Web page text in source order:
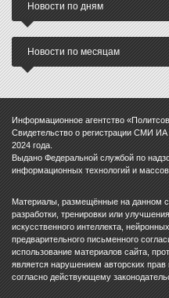
Новости по дням
Новости по месяцам
Информационное агентство
Свидетельство о регистрации СМИ
2024 года.
Выдано Федеральной службой по
информационных технологий и
Материалы, размещённые на данном
разработки, тренировки или
искусственного интеллекта,
предварительного письменного
использование материалов сайта,
является нарушением авторских прав
согласно действующему